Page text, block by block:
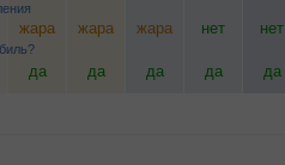
жара жара жара нет нет
да да да да да